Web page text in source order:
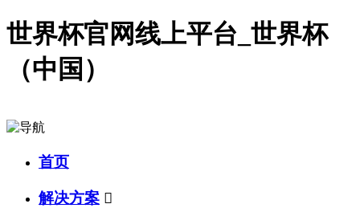
世界杯官网线上平台_世界杯
（中国）
首页
解决方案 